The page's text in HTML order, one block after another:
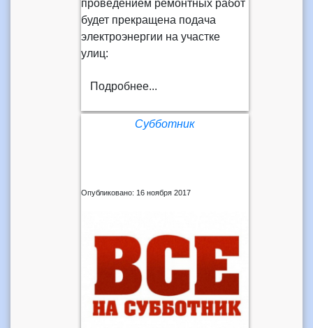
проведением ремонтных работ
будет прекращена подача
электроэнергии на участке
улиц:
Подробнее...
Субботник
Опубликовано: 16 ноября 2017